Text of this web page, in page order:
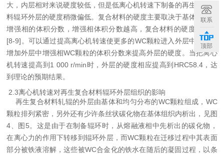
大，内层相对来说硬度较低，但是低离心机转速下制备的再生复合材
料辊环外层的硬度稍微偏低。复合材料的硬度主要取决于基体组织和
增强相的体积分数，增强相体积分数越高，复合材料的硬度也越高
[8-9]。可以通过提高离心机转速使更多的WC颗粒进入外层中，进而
增加外层中增强相WC颗粒的体积分数来提高外层的硬度。当把离心
机转速提高到1 000 r/min时，外层的硬度相应提高到HRC58.4，达
到理论的预期结果。
2.3离心机转速对再生复合材料辊环外层组织的影响
再生复合材料轧辊的外层由基体和均匀分布的WC颗粒组成，WC
颗粒排列紧密，另外还有少许条丝状碳化物在基体组织内析出，见图
4、图5。这是由于在制备辊环时，从熔融液相中先析出的碳化物，
在离心力的作用下转移到辊环外层，而WC颗粒在迁移过程中其表面
部分被铁液溶解，这些被WC合金化的铁水在随后的凝固过程，以条
联系
顶部